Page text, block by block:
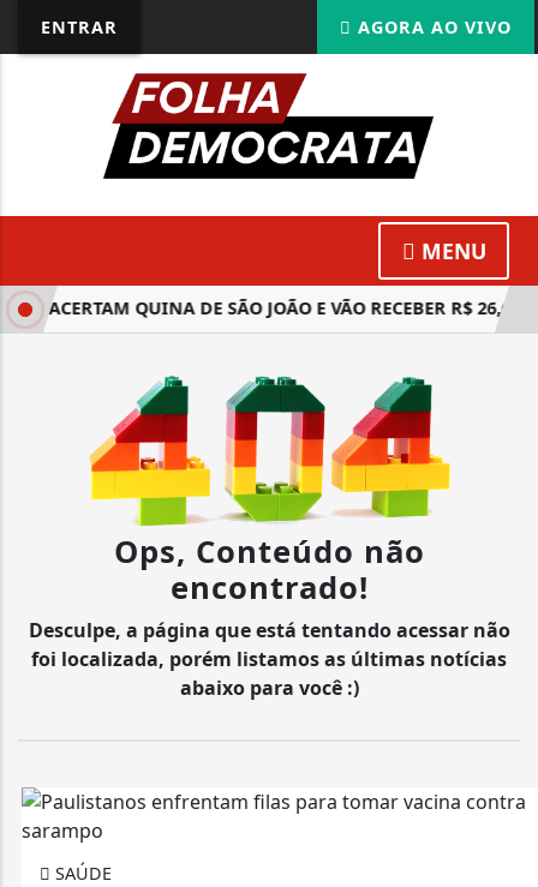
ENTRAR AGORA AO VIVO
MENU
ACERTAM QUINA DE SÃO JOÃO E VÃO RECEBER R$ 26,6
Ops, Conteúdo não
encontrado!
Desculpe, a página que está tentando acessar não
foi localizada, porém listamos as últimas notícias
abaixo para você :)
SAÚDE